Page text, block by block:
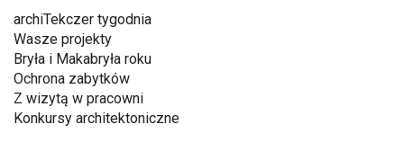
archiTekczer tygodnia
Wasze projekty
Bryła i Makabryła roku
Ochrona zabytków
Z wizytą w pracowni
Konkursy architektoniczne